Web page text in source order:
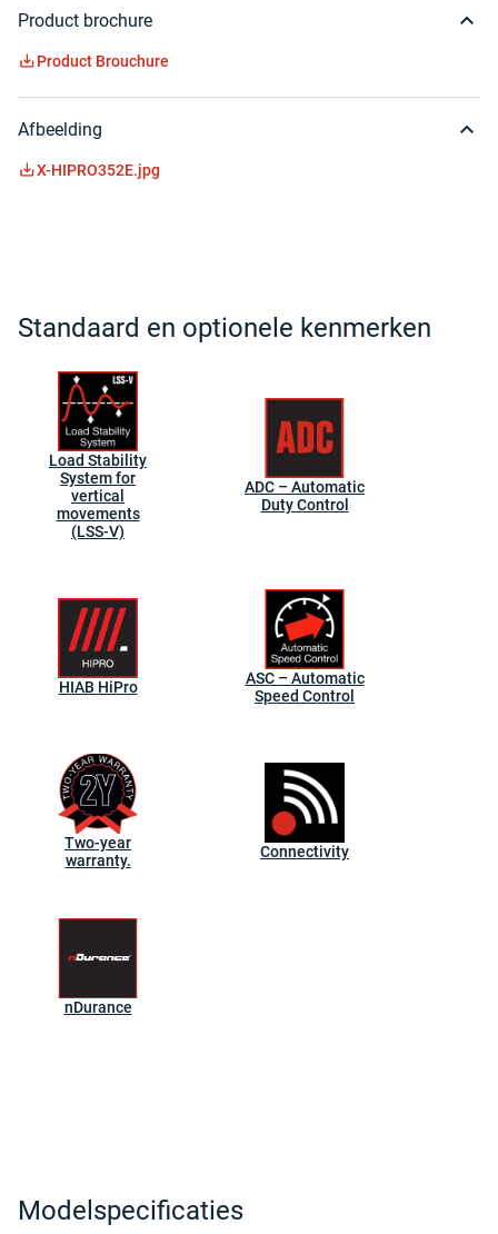
Product brochure
Product Brouchure
Afbeelding
X-HIPRO352E.jpg
Standaard en optionele kenmerken
Load Stability
System for
vertical
movements
(LSS-V)
ADC – Automatic
Duty Control
HIAB HiPro
ASC – Automatic
Speed Control
Two-year
warranty.
Connectivity
nDurance
Modelspecificaties